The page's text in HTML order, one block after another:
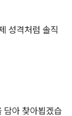
성격처럼 솔직
담아 찾아뵙겠습